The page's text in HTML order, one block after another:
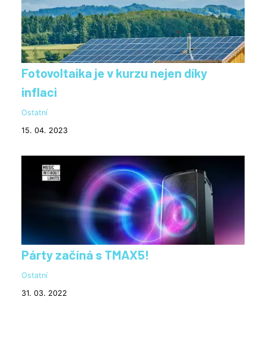
Fotovoltaika je v kurzu nejen díky
inflaci
Ostatní
15. 04. 2023
Párty začíná s TMAX5!
Ostatní
31. 03. 2022